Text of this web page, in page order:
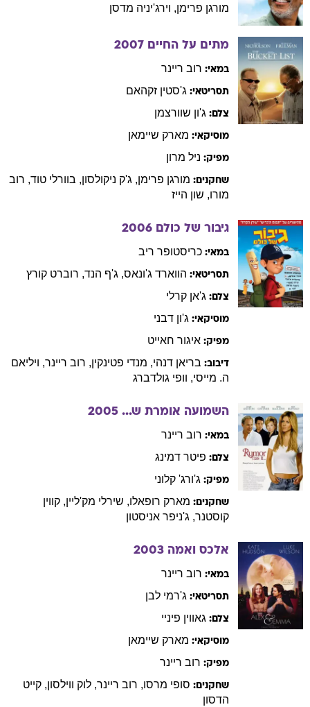
מורגן פרימן, וירג'יניה מדסן
מתים על החיים 2007
במאי: רוב ריינר
תסריטאי: ג'סטין זקהאם
צלם: ג'ון שוורצמן
מוסיקאי: מארק שיימאן
מפיק: ניל מרון
שחקנים: מורגן פרימן, ג'ק ניקולסון, בוורלי טוד, רוב
מורו, שון הייז
גיבור של כולם 2006
במאי: כריסטופר ריב
תסריטאי: הווארד ג'ונאס, ג'ף הנד, רוברט קורץ
צלם: ג'אן קרלי
מוסיקאי: ג'ון דבני
מפיק: איגור חאייט
דיבוב: בריאן דנהי, מנדי פטינקין, רוב ריינר, ויליאם
ה. מייסי, וופי גולדברג
השמועה אומרת ש... 2005
במאי: רוב ריינר
צלם: פיטר דמינג
מפיק: ג'ורג' קלוני
שחקנים: מארק רופאלו, שירלי מק'ליין, קווין
קוסטנר, ג'ניפר אניסטון
אלכס ואמה 2003
במאי: רוב ריינר
תסריטאי: ג'רמי לבן
צלם: גאווין פיניי
מוסיקאי: מארק שיימאן
מפיק: רוב ריינר
שחקנים: סופי מרסו, רוב ריינר, לוק ווילסון, קייט
הדסון